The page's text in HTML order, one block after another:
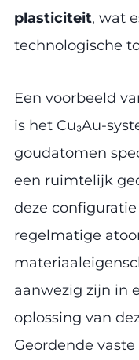
plasticiteit, wat
technologische
Een voorbeeld
is het Cu₃Au-
goudatomen
een ruimtelijk
deze
regelmatige
aanwezig zijn in
oplossing van
Geordende